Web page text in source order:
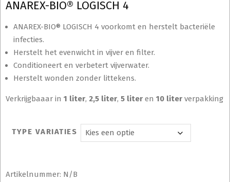
ANAREX-BIO® LOGISCH 4
ANAREX-BIO® LOGISCH 4 voorkomt en herstelt bacteriële
infecties.
Herstelt het evenwicht in vijver en filter.
Conditioneert en verbetert vijverwater.
Herstelt wonden zonder littekens.
Verkrijgbaaar in 1 liter, 2,5 liter, 5 liter en 10 liter verpakking
TYPE VARIATIES
Artikelnummer: N/B